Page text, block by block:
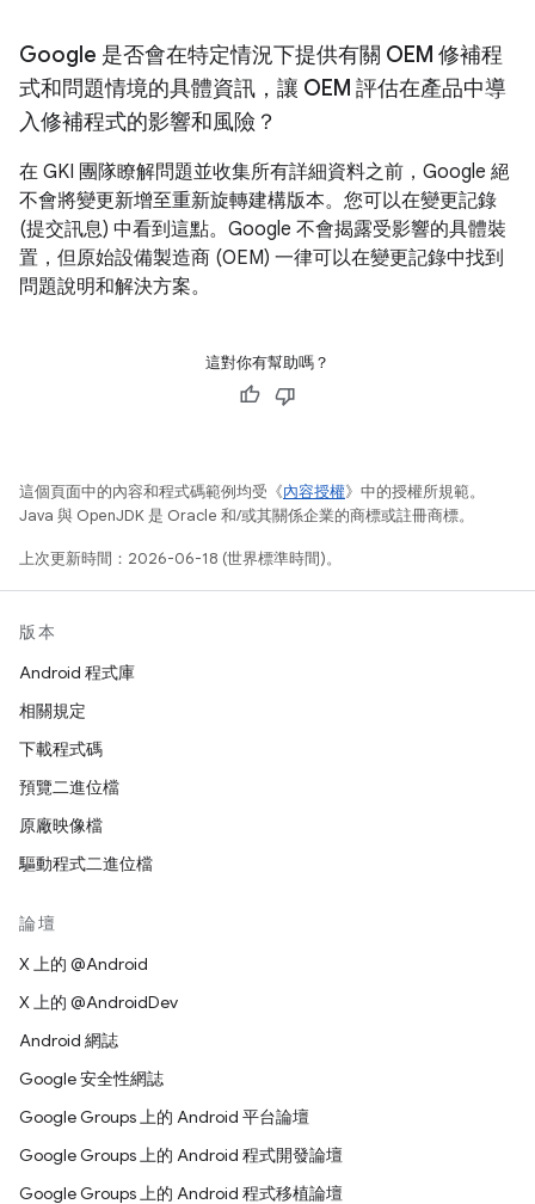
Google 是否會在特定情況下提供有關 OEM 修補程
式和問題情境的具體資訊，讓 OEM 評估在產品中導
入修補程式的影響和風險？
在 GKI 團隊瞭解問題並收集所有詳細資料之前，Google 絕
不會將變更新增至重新旋轉建構版本。您可以在變更記錄
(提交訊息) 中看到這點。Google 不會揭露受影響的具體裝
置，但原始設備製造商 (OEM) 一律可以在變更記錄中找到
問題說明和解決方案。
這對你有幫助嗎？
這個頁面中的內容和程式碼範例均受《內容授權》中的授權所規範。
Java 與 OpenJDK 是 Oracle 和/或其關係企業的商標或註冊商標。
上次更新時間：2026-06-18 (世界標準時間)。
版本
Android 程式庫
相關規定
下載程式碼
預覽二進位檔
原廠映像檔
驅動程式二進位檔
論壇
X 上的 @Android
X 上的 @AndroidDev
Android 網誌
Google 安全性網誌
Google Groups 上的 Android 平台論壇
Google Groups 上的 Android 程式開發論壇
Google Groups 上的 Android 程式移植論壇